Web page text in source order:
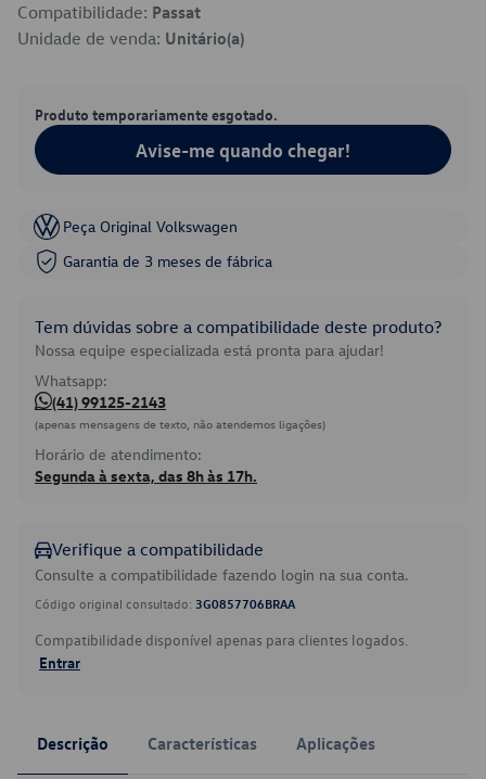
Compatibilidade: Passat
Unidade de venda: Unitário(a)
Produto temporariamente esgotado.
Avise-me quando chegar!
Peça Original Volkswagen
Garantia de 3 meses de fábrica
Tem dúvidas sobre a compatibilidade deste produto?
Nossa equipe especializada está pronta para ajudar!
Whatsapp:
(41) 99125-2143
(apenas mensagens de texto, não atendemos ligações)
Horário de atendimento:
Segunda à sexta, das 8h às 17h.
Verifique a compatibilidade
Consulte a compatibilidade fazendo login na sua conta.
Código original consultado: 3G0857706BRAA
Compatibilidade disponível apenas para clientes logados.
Entrar
Descrição Características Aplicações